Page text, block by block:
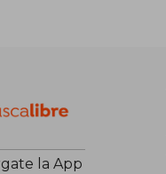
la App